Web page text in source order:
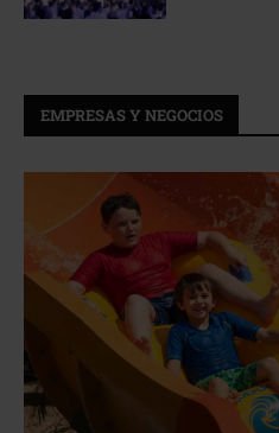
EMPRESAS Y NEGOCIOS